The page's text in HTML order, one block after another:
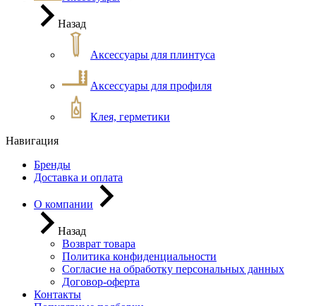
Назад
Аксессуары для плинтуса
Аксессуары для профиля
Клея, герметики
Навигация
Бренды
Доставка и оплата
О компании
Назад
Возврат товара
Политика конфиденциальности
Согласие на обработку персональных данных
Договор-оферта
Контакты